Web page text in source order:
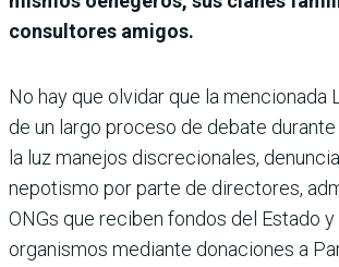
consultores amigos.
No hay que olvidar que la mencionada
de un largo proceso de debate
la luz manejos discrecionales,
nepotismo por parte de directores,
ONGs que reciben fondos del Estado
organismos mediante donaciones a